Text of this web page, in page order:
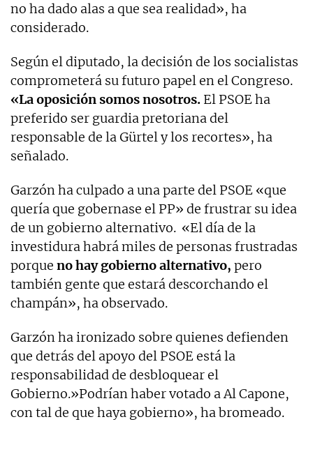
no ha dado alas a que sea realidad», ha
considerado.
Según el diputado, la decisión de los socialistas
comprometerá su futuro papel en el Congreso.
«La oposición somos nosotros. El PSOE ha
preferido ser guardia pretoriana del
responsable de la Gürtel y los recortes», ha
señalado.
Garzón ha culpado a una parte del PSOE «que
quería que gobernase el PP» de frustrar su idea
de un gobierno alternativo. «El día de la
investidura habrá miles de personas frustradas
porque no hay gobierno alternativo, pero
también gente que estará descorchando el
champán», ha observado.
Garzón ha ironizado sobre quienes defienden
que detrás del apoyo del PSOE está la
responsabilidad de desbloquear el
Gobierno.»Podrían haber votado a Al Capone,
con tal de que haya gobierno», ha bromeado.